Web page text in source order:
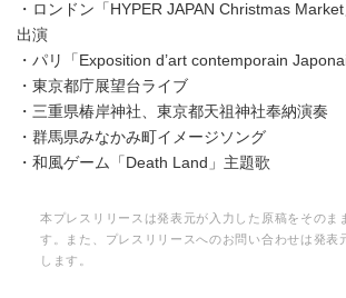
・ロンドン「HYPER JAPAN Christmas
出演
・パリ「Exposition d’art contemporain
・東京都庁展望台ライブ
・三重県椿岸神社、東京都天祖神社奉納演奏
・群馬県みなかみ町イメージソング
・和風ゲーム「Death Land」主題歌
本プレスリリースは発表元が入力した原稿をそのま
す。また、プレスリリースへのお問い合わせは発表
します。